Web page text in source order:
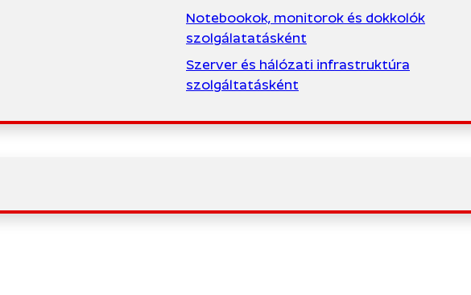
Notebookok, monitorok és dokkolók
szolgálatatásként
Szerver és hálózati infrastruktúra
szolgáltatásként